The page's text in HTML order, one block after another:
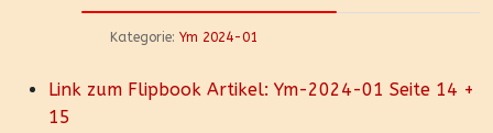
Kategorie: Ym 2024-01
Link zum Flipbook Artikel: Ym-2024-01 Seite 14 +
15